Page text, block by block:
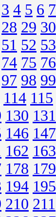
3 4 5 6 7
28 29 30
51 52 53
74 75 76
97 98 99
114 115
130 131
146 147
162 163
178 179
194 195
210 211